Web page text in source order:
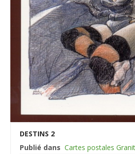
DESTINS 2
Publié dans Cartes postales Granit